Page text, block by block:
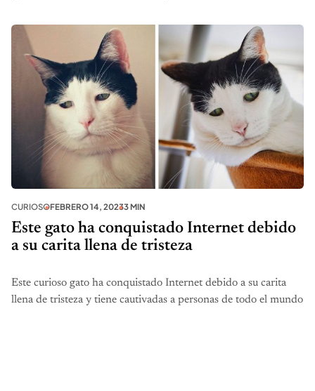
CURIOSOFEBRERO 14, 20233 MIN
Este gato ha conquistado Internet debido
a su carita llena de tristeza
Este curioso gato ha conquistado Internet debido a su carita
llena de tristeza y tiene cautivadas a personas de todo el mundo